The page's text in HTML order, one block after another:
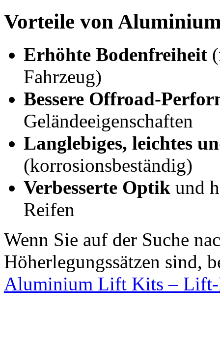
Vorteile von
Erhöhte Bodenfreiheit
Fahrzeug)
Bessere Offroad-
Geländeeigenschaften
Langlebiges, leichtes
(korrosionsbeständig)
Verbesserte Optik und
Reifen
Wenn Sie auf der Suche
Höherlegungssätzen sind,
Aluminium Lift Kits –